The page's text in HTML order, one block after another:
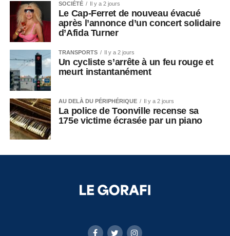
SOCIÉTÉ Il y a 2 jours
Le Cap-Ferret de nouveau évacué
après l’annonce d’un concert solidaire
d’Afida Turner
TRANSPORTS Il y a 2 jours
Un cycliste s’arrête à un feu rouge et
meurt instantanément
AU DELÀ DU PÉRIPHÉRIQUE Il y a 2 jours
La police de Toonville recense sa
175e victime écrasée par un piano